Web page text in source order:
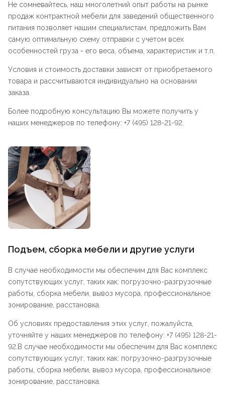
Не сомневайтесь, наш многолетний опыт работы на рынке
продаж контрактной мебели для заведений общественного
питания позволяет нашим специалистам, предложить Вам
самую оптимальную схему отправки с учетом всех
особенностей груза - его веса, объема, характеристик и т.п.
Условия и стоимость доставки зависят от приобретаемого
товара и рассчитываются индивидуально на основании
заказа.
Более подробную консультацию Вы можете получить у
наших менеджеров по телефону: +7 (495) 128-21-92.
Подъем, сборка мебели и другие услуги
В случае необходимости мы обеспечим для Вас комплекс
сопутствующих услуг, таких как: погрузочно-разгрузочные
работы, сборка мебели, вывоз мусора, профессиональное
зонирование, расстановка.
Об условиях предоставления этих услуг, пожалуйста,
уточняйте у наших менеджеров по телефону: +7 (495) 128-21-
92.В случае необходимости мы обеспечим для Вас комплекс
сопутствующих услуг, таких как: погрузочно-разгрузочные
работы, сборка мебели, вывоз мусора, профессиональное
зонирование, расстановка.